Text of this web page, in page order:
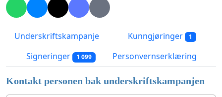
Underskriftskampanje Kunngjøringer 1
Signeringer 1 099 Personvernserklæring
Kontakt personen bak underskriftskampanjen